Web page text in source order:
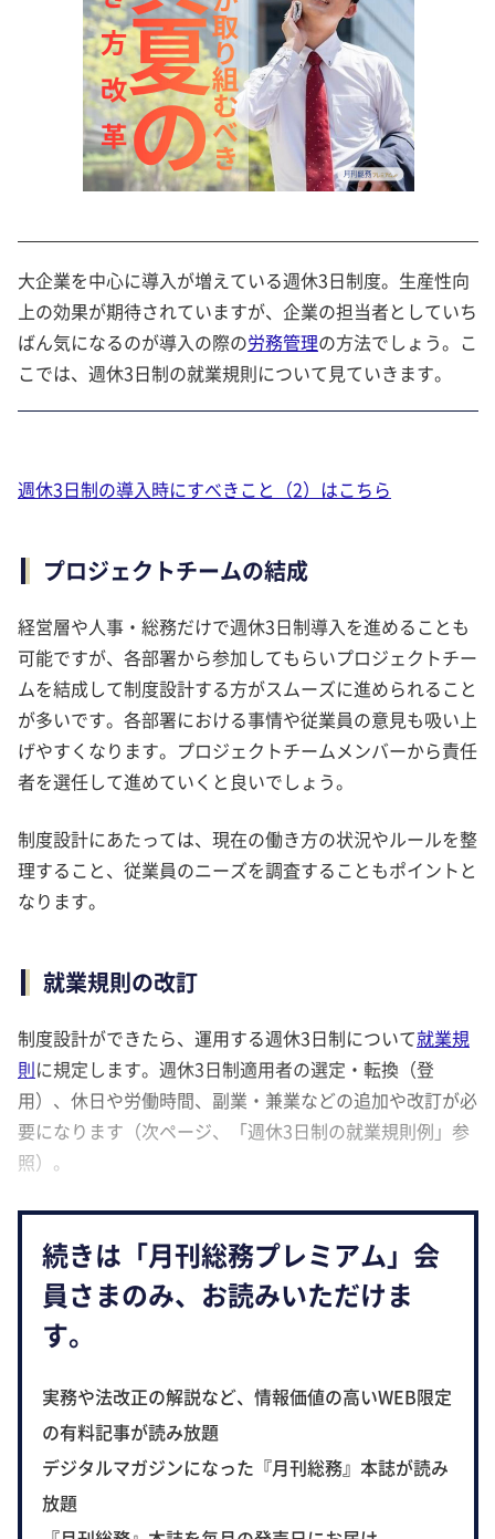
大企業を中心に導入が増えている週休3日制度。生産性向
上の効果が期待されていますが、企業の担当者としていち
ばん気になるのが導入の際の労務管理の方法でしょう。こ
こでは、週休3日制の就業規則について見ていきます。
週休3日制の導入時にすべきこと（2）はこちら
プロジェクトチームの結成
経営層や人事・総務だけで週休3日制導入を進めることも
可能ですが、各部署から参加してもらいプロジェクトチー
ムを結成して制度設計する方がスムーズに進められること
が多いです。各部署における事情や従業員の意見も吸い上
げやすくなります。プロジェクトチームメンバーから責任
者を選任して進めていくと良いでしょう。
制度設計にあたっては、現在の働き方の状況やルールを整
理すること、従業員のニーズを調査することもポイントと
なります。
就業規則の改訂
制度設計ができたら、運用する週休3日制について就業規
則に規定します。週休3日制適用者の選定・転換（登
用）、休日や労働時間、副業・兼業などの追加や改訂が必
要になります（次ページ、「週休3日制の就業規則例」参
照）。
続きは「月刊総務プレミアム」会
員さまのみ、お読みいただけま
す。
実務や法改正の解説など、情報価値の高いWEB限定
の有料記事が読み放題
デジタルマガジンになった『月刊総務』本誌が読み
放題